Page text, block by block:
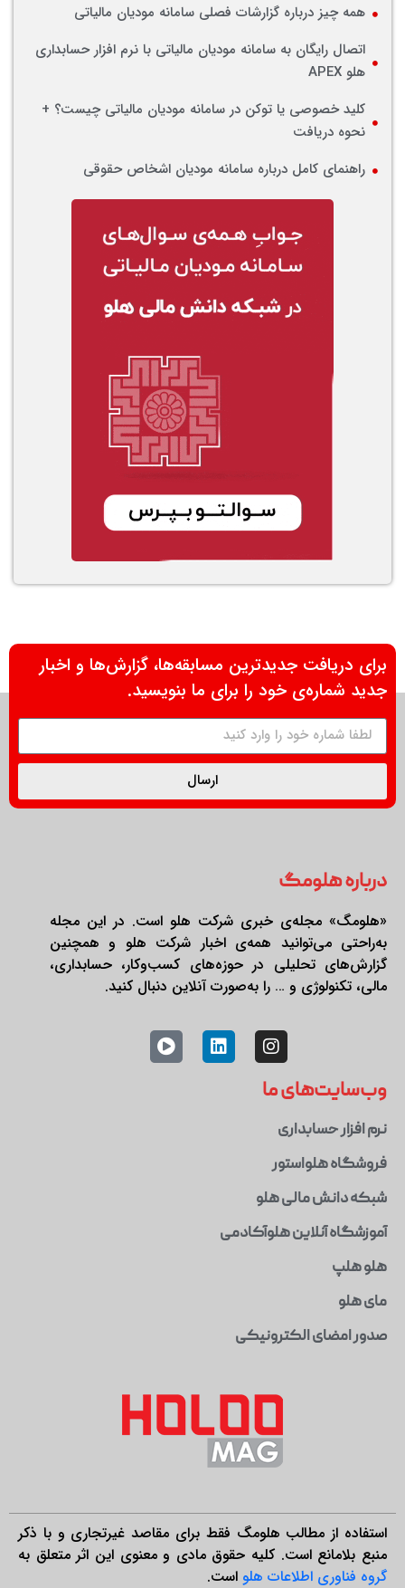
همه چیز درباره گزارشات فصلی سامانه مودیان مالیاتی
اتصال رایگان به سامانه مودیان مالیاتی با نرم‌ افزار حسابداری
هلو APEX
کلید خصوصی یا توکن در سامانه مودیان مالیاتی چیست؟ +
نحوه دریافت
راهنمای کامل درباره سامانه مودیان اشخاص حقوقی
برای دریافت جدیدترین مسابقه‌ها، گزارش‌ها و اخبار
جدید شماره‌ی خود را برای ما بنویسید.
ارسال
درباره هلومگ
«هلومگ» مجله‌ی خبری شرکت هلو است. در این مجله
به‌راحتی می‌توانید همه‌ی اخبار شرکت هلو و همچنین
گزارش‌های تحلیلی در حوزه‌های کسب‌وکار، حسابداری،
مالی، تکنولوژی و … را به‌صورت آنلاین دنبال کنید.
وب‌سایت‌های ما
نرم افزار حسابداری
فروشگاه هلواستور
شبکه دانش مالی هلو
آموزشگاه آنلاین هلوآکادمی
هلو هلپ
مای هلو
صدور امضای الکترونیکی
استفاده از مطالب هلومگ فقط برای مقاصد غیرتجاری و با ذکر
منبع بلامانع است. کلیه حقوق مادی و معنوی این اثر متعلق به
گروه فناوری اطلاعات هلو است.